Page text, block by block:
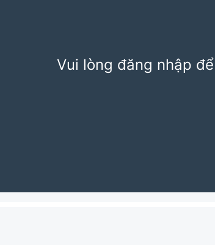
Vui lòng đăng nhập